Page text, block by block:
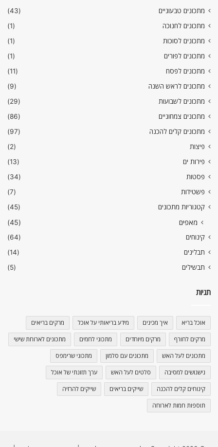
מתכונים טבעוניים
(43)
מתכונים לחנוכה
(1)
מתכונים לסוכות
(1)
מתכונים לפורים
(1)
מתכונים לפסח
(11)
מתכונים לראש השנה
(9)
מתכונים לשבועות
(29)
מתכונים צמחוניים
(86)
מתכונים קלים להכנה
(97)
פיצות
(2)
פירות ים
(13)
פסטות
(34)
פשטידות
(7)
קטגוריות מתכונים
(45)
מאפים (45)
קינוחים
(64)
תבלינים
(14)
תבשילים
(5)
תגיות
אוכל בריא איך מכינים מידע בריאותי על אוכל מרקים בריאים
מרקים לחורף מרקים מיוחדים מתכוני לחמים מתכונים לארוחת שישי
מתכונים לעל האש מתכונים עם סלמון מתכוני שרימפס
נישנושים למסיבה סלטים לעל האש ערך תזונתי של אוכל
קינוחים קלים להכנה שייקים בריאים שייקים להרזיה
תוספות חמות לארוחה